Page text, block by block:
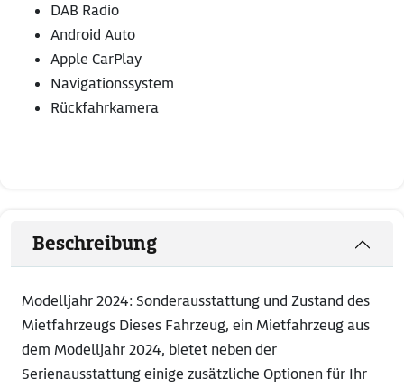
DAB Radio
Android Auto
Apple CarPlay
Navigationssystem
Rückfahrkamera
Beschreibung
Modelljahr 2024: Sonderausstattung und Zustand des
Mietfahrzeugs Dieses Fahrzeug, ein Mietfahrzeug aus
dem Modelljahr 2024, bietet neben der
Serienausstattung einige zusätzliche Optionen für Ihr